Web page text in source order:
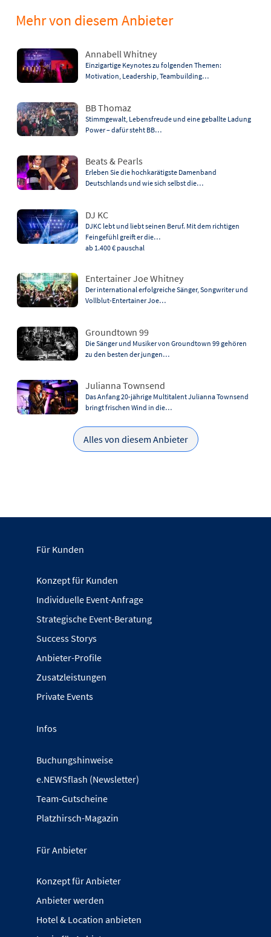
Mehr von diesem Anbieter
Annabell Whitney
Einzigartige Keynotes zu folgenden Themen:
Motivation, Leadership, Teambuilding…
BB Thomaz
Stimmgewalt, Lebensfreude und eine geballte Ladung
Power – dafür steht BB…
Beats & Pearls
Erleben Sie die hochkarätigste Damenband
Deutschlands und wie sich selbst die…
DJ KC
DJKC lebt und liebt seinen Beruf. Mit dem richtigen
Feingefühl greift er die…
ab 1.400 € pauschal
Entertainer Joe Whitney
Der international erfolgreiche Sänger, Songwriter und
Vollblut-Entertainer Joe…
Groundtown 99
Die Sänger und Musiker von Groundtown 99 gehören
zu den besten der jungen…
Julianna Townsend
Das Anfang 20-jährige Multitalent Julianna Townsend
bringt frischen Wind in die…
Alles von diesem Anbieter
Für Kunden
Konzept für Kunden
Individuelle Event-Anfrage
Strategische Event-Beratung
Success Storys
Anbieter-Profile
Zusatzleistungen
Private Events
Infos
Buchungshinweise
e.NEWSflash (Newsletter)
Team-Gutscheine
Platzhirsch-Magazin
Für Anbieter
Konzept für Anbieter
Anbieter werden
Hotel & Location anbieten